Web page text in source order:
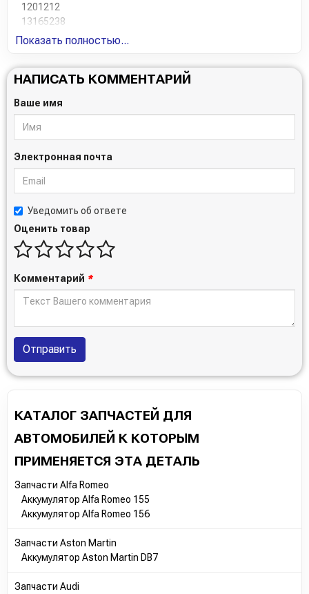
1201212
13165238
7701376965
3361079J00
288000N040
28800130LS
28800YZZBD
1J0915105AE
0015410901
0015413901
0015414101
0025414301
000912150CC
13502767
71751145
93189922
71751146
95951012
5GM915105F
5GM915105G
13390017
19002392
22859693GQ
95492106
EC0730009
56029720AA
1615090280
E364042
519409180
Показать полностью...
НАПИСАТЬ КОММЕНТАРИЙ
Ваше имя
Электронная почта
Уведомить об ответе
Оценить товар
Комментарий *
Отправить
КАТАЛОГ ЗАПЧАСТЕЙ ДЛЯ
АВТОМОБИЛЕЙ К КОТОРЫМ
ПРИМЕНЯЕТСЯ ЭТА ДЕТАЛЬ
Запчасти Alfa Romeo
Аккумулятор Alfa Romeo 155
Аккумулятор Alfa Romeo 156
Запчасти Aston Martin
Аккумулятор Aston Martin DB7
Запчасти Audi